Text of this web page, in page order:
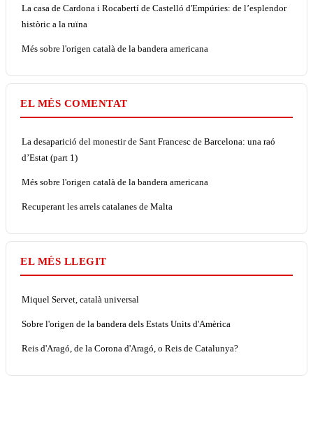
La casa de Cardona i Rocabertí de Castelló d'Empúries: de l’esplendor
històric a la ruïna
Més sobre l'origen català de la bandera americana
EL MÉS COMENTAT
La desaparició del monestir de Sant Francesc de Barcelona: una raó
d’Estat (part 1)
Més sobre l'origen català de la bandera americana
Recuperant les arrels catalanes de Malta
EL MÉS LLEGIT
Miquel Servet, català universal
Sobre l'origen de la bandera dels Estats Units d'Amèrica
Reis d'Aragó, de la Corona d'Aragó, o Reis de Catalunya?